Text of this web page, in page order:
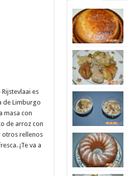
es
de Limburgo
masa con
de arroz con
otros rellenos
¡Te va a